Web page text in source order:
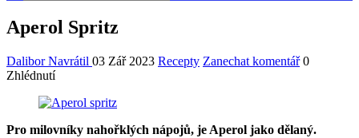
Aperol Spritz
Dalibor Navrátil 03 Zář 2023 Recepty Zanechat komentář 0
Zhlédnutí
Pro milovníky nahořklých nápojů, je Aperol jako dělaný.